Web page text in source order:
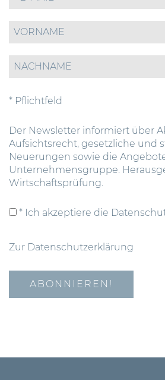
* Pflichtfeld
Der Newsletter informiert über
Aufsichtsrecht, gesetzliche und
Neuerungen sowie die
Unternehmensgruppe.
Wirtschaftsprüfung.
* Ich akzeptiere die
Zur Datenschutzerklärung